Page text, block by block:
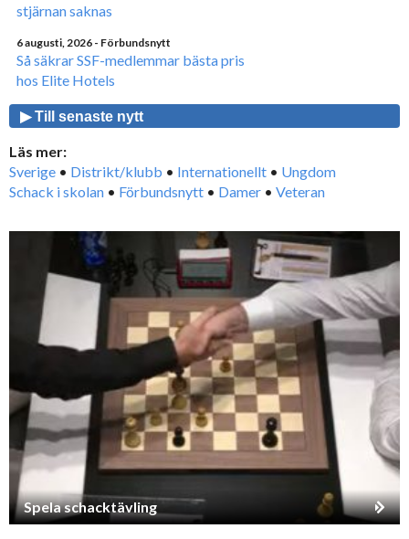
stjärnan saknas
6 augusti, 2026 - Förbundsnytt
Så säkrar SSF-medlemmar bästa pris
hos Elite Hotels
▶ Till senaste nytt
Läs mer:
Sverige • Distrikt/klubb • Internationellt • Ungdom
Schack i skolan • Förbundsnytt • Damer • Veteran
Spela schacktävling